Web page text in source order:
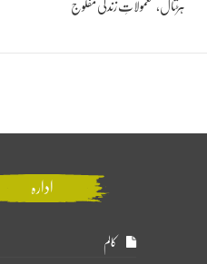
ہڑتال، معمولاتِ زندگی مفلوج
ادارہ
کالم